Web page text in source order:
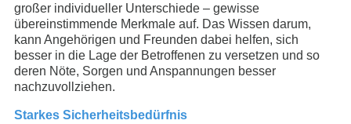
großer individueller Unterschiede – gewisse
übereinstimmende Merkmale auf. Das Wissen darum,
kann Angehörigen und Freunden dabei helfen, sich
besser in die Lage der Betroffenen zu versetzen und so
deren Nöte, Sorgen und Anspannungen besser
nachzuvollziehen.
Starkes Sicherheitsbedürfnis